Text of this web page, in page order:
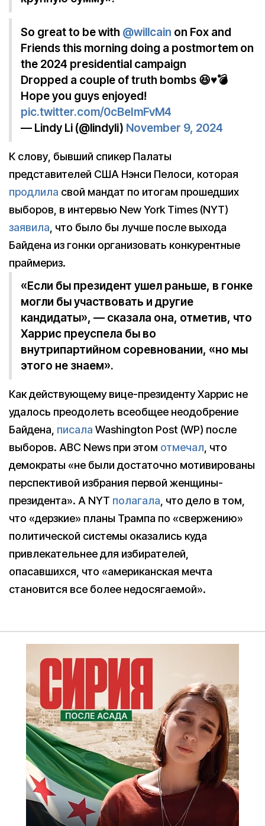
So great to be with @willcain on Fox and
Friends this morning doing a postmortem on
the 2024 presidential campaign
Dropped a couple of truth bombs 😆♥️💣
Hope you guys enjoyed!
pic.twitter.com/0cBeImFvM4
— Lindy Li (@lindyli) November 9, 2024
К слову, бывший спикер Палаты
представителей США Нэнси Пелоси, которая
продлила свой мандат по итогам прошедших
выборов, в интервью New York Times (NYT)
заявила, что было бы лучше после выхода
Байдена из гонки организовать конкурентные
праймериз.
«Если бы президент ушел раньше, в гонке
могли бы участвовать и другие
кандидаты», — сказала она, отметив, что
Харрис преуспела бы во
внутрипартийном соревновании, «но мы
этого не знаем».
Как действующему вице-президенту Харрис не
удалось преодолеть всеобщее неодобрение
Байдена, писала Washington Post (WP) после
выборов. ABC News при этом отмечал, что
демократы «не были достаточно мотивированы
перспективой избрания первой женщины-
президента». А NYT полагала, что дело в том,
что «дерзкие» планы Трампа по «свержению»
политической системы оказались куда
привлекательнее для избирателей,
опасавшихся, что «американская мечта
становится все более недосягаемой».